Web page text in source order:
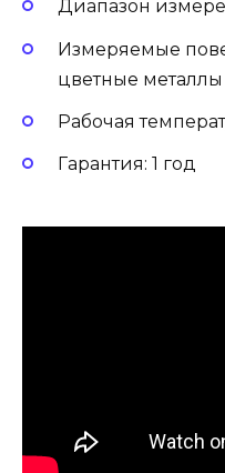
Диапазон
Измеряемые
цветные металлы
Рабочая
Гарантия: 1 год